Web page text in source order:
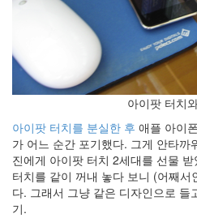
아이팟 터치
아이팟 터치를 분실한 후 애플 아이
가 어느 순간 포기했다. 그게 안타까
진에게 아이팟 터치 2세대를 선물
터치를 같이 꺼내 놓다 보니 (어째서
다. 그래서 그냥 같은 디자인으로
기.
세
상,
도,
관
심
감
사
블